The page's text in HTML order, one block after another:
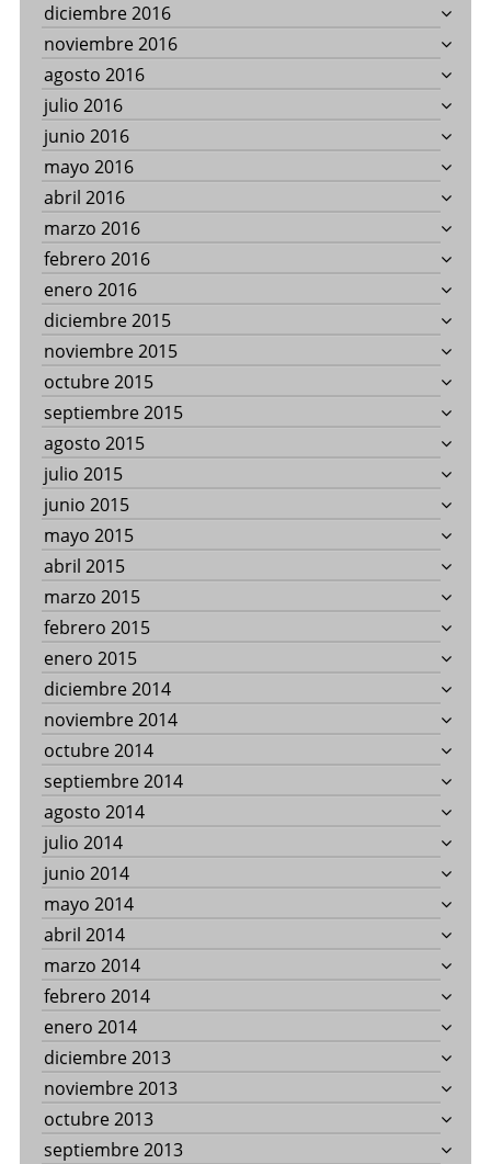
diciembre 2016
noviembre 2016
agosto 2016
julio 2016
junio 2016
mayo 2016
abril 2016
marzo 2016
febrero 2016
enero 2016
diciembre 2015
noviembre 2015
octubre 2015
septiembre 2015
agosto 2015
julio 2015
junio 2015
mayo 2015
abril 2015
marzo 2015
febrero 2015
enero 2015
diciembre 2014
noviembre 2014
octubre 2014
septiembre 2014
agosto 2014
julio 2014
junio 2014
mayo 2014
abril 2014
marzo 2014
febrero 2014
enero 2014
diciembre 2013
noviembre 2013
octubre 2013
septiembre 2013